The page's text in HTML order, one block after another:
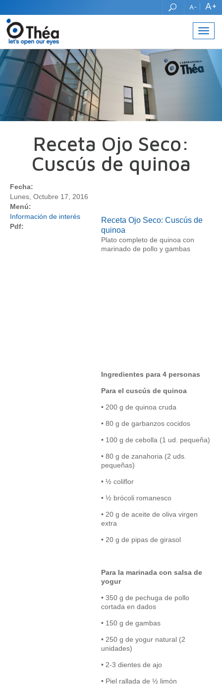
A- A+
Receta Ojo Seco:
Cuscús de quinoa
Fecha:
Lunes, Octubre 17, 2016
Receta Ojo Seco: Cuscús de
quinoa
Plato completo de quinoa con
marinado de pollo y gambas
Ingredientes para 4 personas
Para el cuscús de quinoa
• 200 g de quinoa cruda
• 80 g de garbanzos cocidos
• 100 g de cebolla (1 ud. pequeña)
• 80 g de zanahoria (2 uds.
pequeñas)
• ½ coliflor
• ½ brócoli romanesco
• 20 g de aceite de oliva virgen
extra
• 20 g de pipas de girasol
Para la marinada con salsa de
yogur
• 350 g de pechuga de pollo
cortada en dados
• 150 g de gambas
• 250 g de yogur natural (2
unidades)
• 2-3 dientes de ajo
• Piel rallada de ½ limón
Menú:
Información de interés
Pdf: